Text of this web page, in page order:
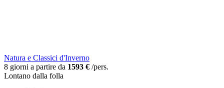
Natura e Classici d'Inverno
8 giorni a partire da 1593 € /pers.
Lontano dalla folla